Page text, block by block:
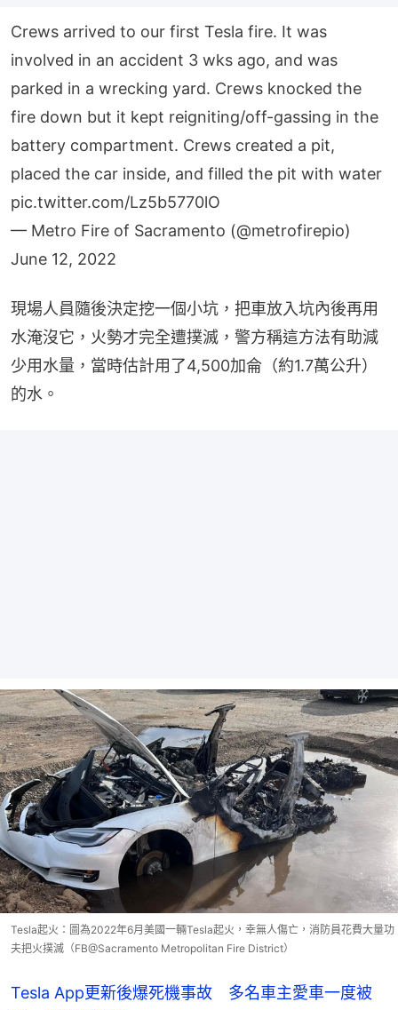
Crews arrived to our first Tesla fire. It was
involved in an accident 3 wks ago, and was
parked in a wrecking yard. Crews knocked the
fire down but it kept reigniting/off-gassing in the
battery compartment. Crews created a pit,
placed the car inside, and filled the pit with water
pic.twitter.com/Lz5b5770lO
— Metro Fire of Sacramento (@metrofirepio)
June 12, 2022
現場人員隨後決定挖一個小坑，把車放入坑內後再用
水淹沒它，火勢才完全遭撲滅，警方稱這方法有助減
少用水量，當時估計用了4,500加侖（約1.7萬公升）
的水。
Tesla起火：圖為2022年6月美國一輛Tesla起火，幸無人傷亡，消防員花費大量功
夫把火撲滅（FB@Sacramento Metropolitan Fire District）
Tesla App更新後爆死機事故 多名車主愛車一度被